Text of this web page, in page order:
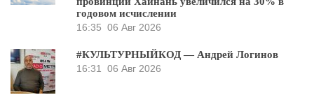
годовом исчислении
16:35 06 Авг 2026
#КУЛЬТУРНЫЙКОД — Андрей Логинов
16:31
06 Авг 2026